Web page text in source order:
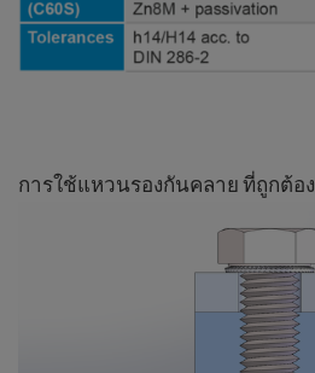
การใช้แหวนรองกันคลาย ที่ถูกต้อง